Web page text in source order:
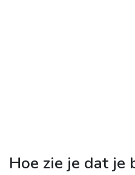
Hoe zie je dat je